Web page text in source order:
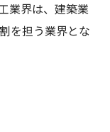
業界は、建築業
を担う業界とな